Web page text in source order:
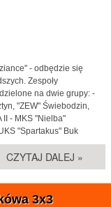
- odbędzie się
Zespoły
na dwie grupy: -
"ZEW" Świebodzin,
II - MKS "Nielba"
"Spartakus" Buk
CZYTAJ DALEJ »
3x3